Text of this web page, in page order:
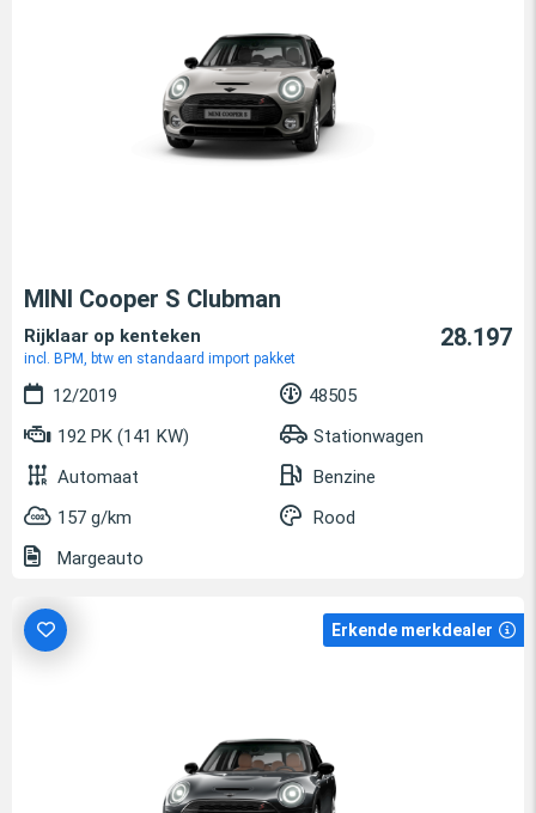
MINI Cooper S Clubman
Rijklaar op kenteken
incl. BPM, btw en standaard import pakket
28.197
12/2019
48505
192 PK (141 KW)
Stationwagen
Automaat
Benzine
157 g/km
Rood
Margeauto
Erkende merkdealer